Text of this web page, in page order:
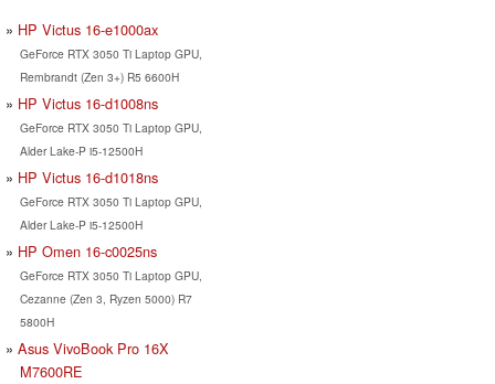
HP Victus 16-e1000ax
GeForce RTX 3050 Ti Laptop GPU,
Rembrandt (Zen 3+) R5 6600H
HP Victus 16-d1008ns
GeForce RTX 3050 Ti Laptop GPU,
Alder Lake-P i5-12500H
HP Victus 16-d1018ns
GeForce RTX 3050 Ti Laptop GPU,
Alder Lake-P i5-12500H
HP Omen 16-c0025ns
GeForce RTX 3050 Ti Laptop GPU,
Cezanne (Zen 3, Ryzen 5000) R7
5800H
Asus VivoBook Pro 16X
M7600RE